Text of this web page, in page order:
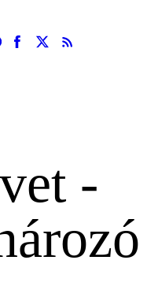
-